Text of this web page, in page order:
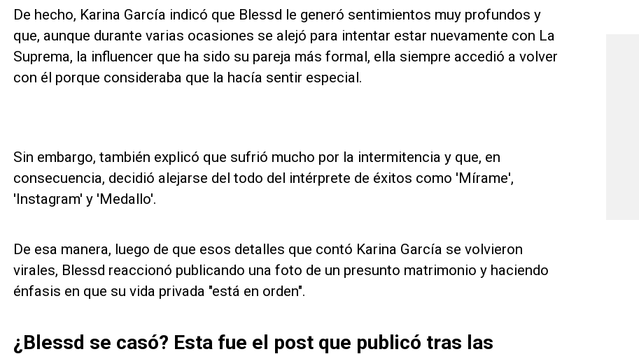
De hecho, Karina García indicó que Blessd le generó sentimientos muy profundos y
que, aunque durante varias ocasiones se alejó para intentar estar nuevamente con La
Suprema, la influencer que ha sido su pareja más formal, ella siempre accedió a volver
con él porque consideraba que la hacía sentir especial.
Sin embargo, también explicó que sufrió mucho por la intermitencia y que, en
consecuencia, decidió alejarse del todo del intérprete de éxitos como 'Mírame',
'Instagram' y 'Medallo'.
De esa manera, luego de que esos detalles que contó Karina García se volvieron
virales, Blessd reaccionó publicando una foto de un presunto matrimonio y haciendo
énfasis en que su vida privada "está en orden".
¿Blessd se casó? Esta fue el post que publicó tras las